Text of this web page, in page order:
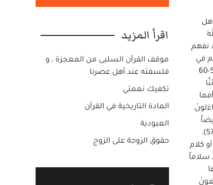
ولا نفهم
في
الأرض، ومحاولة الشياطين والجن ضلالهم، وكيف أطاعوا الله وأعطاهم الجنة التي بها ينعمون، فيقول في سورة الصّافات 50:37-60
على بعضٍ يتساءَلونَ.
كلام أهل الجنة في طلب الطعام "متّكئين فيها يَدْعونَ فيها بفاكهةٍ كثيرةٍ وشراب" (ص 51:38 أنظر أيضاً الدخان 55:44 ويس 57:36).
كلام
إلا قيلاً سلاماً
فيها
سيسمعونَ
اقرأ المزيد
موقف القرآن السلبى من المعجزة ، و
فلسفته عند أهل عصرنا
تكفيك نعمتي
المادة التاريخية في القرآن
العبودية
حقوق الزوجة على الزوج